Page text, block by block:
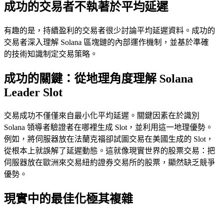
成功的交易者不執著於平均延遲
有趣的是，持續盈利的交易者很少討論平均延遲資料。成功的
交易者深入理解 Solana 區塊鏈的內部運作機制，並基於準確
的技術知識制定交易策略。
成功的關鍵：從地理角度理解 Solana
Leader Slot
交易成功不僅僅來自最小化平均延遲。關鍵因素在於識別
Solana 領導者驗證者在哪裡生成 Slot，並利用這一地理優勢。
例如，將伺服器放在法蘭克福卻試圖交易在美國生成的 Slot，
從根本上就誤解了延遲動態。這就像現實世界的股票交易：把
伺服器放在歐洲來交易紐約證券交易所的股票，顯然缺乏競爭
優勢。
現實中的最佳化極其複雜